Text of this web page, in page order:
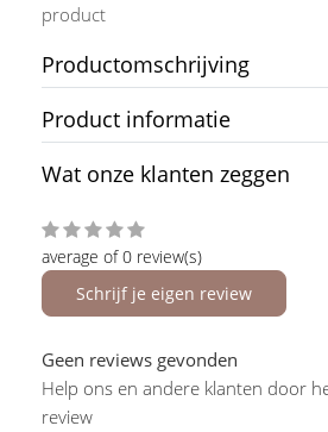
product
Productomschrijving
Product informatie
Wat onze klanten zeggen
average of 0 review(s)
Schrijf je eigen review
Geen reviews gevonden
Help ons en andere klanten door
review